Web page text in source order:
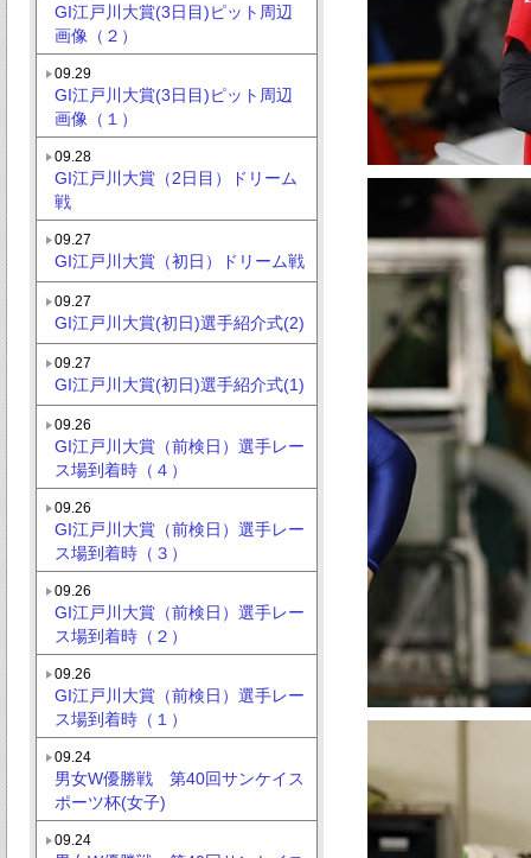
GI江戸川大賞(3日目)ピット周辺
画像（２）
09.29
GI江戸川大賞(3日目)ピット周辺
画像（１）
09.28
GI江戸川大賞（2日目）ドリーム
戦
09.27
GI江戸川大賞（初日）ドリーム戦
09.27
GI江戸川大賞(初日)選手紹介式(2)
09.27
GI江戸川大賞(初日)選手紹介式(1)
09.26
GI江戸川大賞（前検日）選手レー
ス場到着時（４）
09.26
GI江戸川大賞（前検日）選手レー
ス場到着時（３）
09.26
GI江戸川大賞（前検日）選手レー
ス場到着時（２）
09.26
GI江戸川大賞（前検日）選手レー
ス場到着時（１）
09.24
男女W優勝戦 第40回サンケイス
ポーツ杯(女子)
09.24